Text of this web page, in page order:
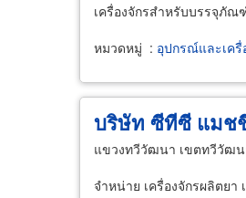
เครื่องจักรสำหรับบรรจุภั
หมวดหมู่ : อุปกรณ์และเครื่
บริษัท ซีทีซี แมช
แขวงทวีวัฒนา เขตทวีวัฒน
จำหน่าย เครื่องจักรผลิตยา